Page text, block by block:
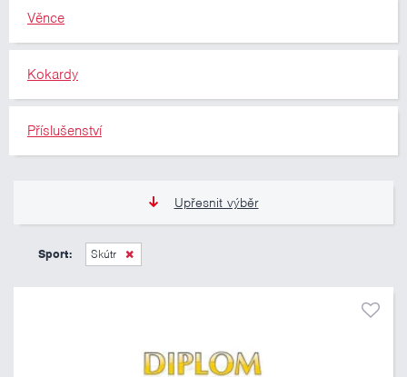
Věnce
Kokardy
Příslušenství
Upřesnit výběr
11 Kč
Sport: Skútr